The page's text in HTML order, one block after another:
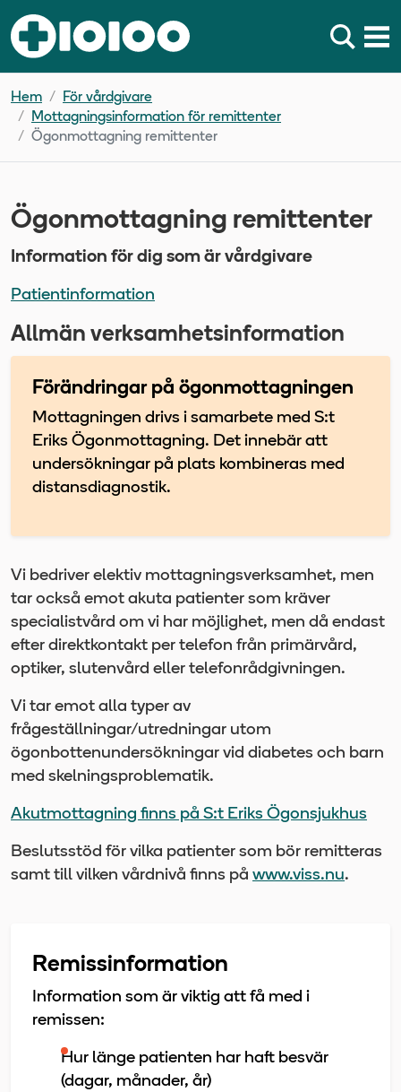
Hem
För vårdgivare
Mottagningsinformation för remittenter
Ögonmottagning remittenter
Ögonmottagning remittenter
Information för dig som är vårdgivare
Patientinformation
Allmän verksamhetsinformation
Förändringar på ögonmottagningen
Mottagningen drivs i samarbete med S:t
Eriks Ögonmottagning. Det innebär att
undersökningar på plats kombineras med
distansdiagnostik.
Vi bedriver elektiv mottagningsverksamhet, men
tar också emot akuta patienter som kräver
specialistvård om vi har möjlighet, men då endast
efter direktkontakt per telefon från primärvård,
optiker, slutenvård eller telefonrådgivningen.
Vi tar emot alla typer av
frågeställningar/utredningar utom
ögonbottenundersökningar vid diabetes och barn
med skelningsproblematik.
Akutmottagning finns på S:t Eriks Ögonsjukhus
Beslutsstöd för vilka patienter som bör remitteras
samt till vilken vårdnivå finns på www.viss.nu.
Remissinformation
Information som är viktig att få med i
remissen:
Hur länge patienten har haft besvär
(dagar, månader, år)